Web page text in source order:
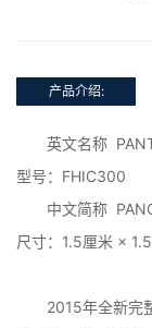
产品介绍:
英文名称
型号：FHIC300
中文简称
尺寸：1.5厘米 ×
2015年全新完